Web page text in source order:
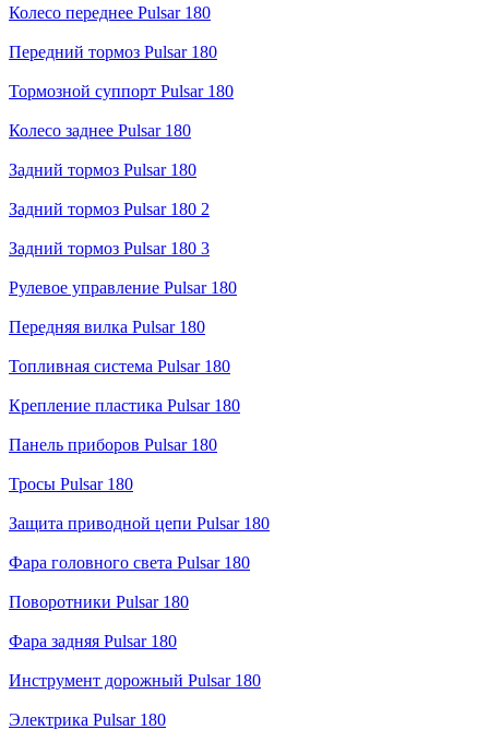
Колесо переднее Pulsar 180
Передний тормоз Pulsar 180
Тормозной суппорт Pulsar 180
Колесо заднее Pulsar 180
Задний тормоз Pulsar 180
Задний тормоз Pulsar 180 2
Задний тормоз Pulsar 180 3
Рулевое управление Pulsar 180
Передняя вилка Pulsar 180
Топливная система Pulsar 180
Крепление пластика Pulsar 180
Панель приборов Pulsar 180
Тросы Pulsar 180
Защита приводной цепи Pulsar 180
Фара головного света Pulsar 180
Поворотники Pulsar 180
Фара задняя Pulsar 180
Инструмент дорожный Pulsar 180
Электрика Pulsar 180